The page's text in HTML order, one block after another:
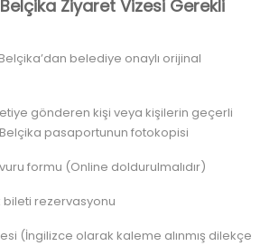
Ziyaret Vizesi Gerekli
belediye onaylı orijinal
gönderen kişi veya kişilerin geçerli
pasaportunun fotokopisi
formu (Online doldurulmalıdır)
rezervasyonu
(İngilizce olarak kaleme alınmış dilekçe